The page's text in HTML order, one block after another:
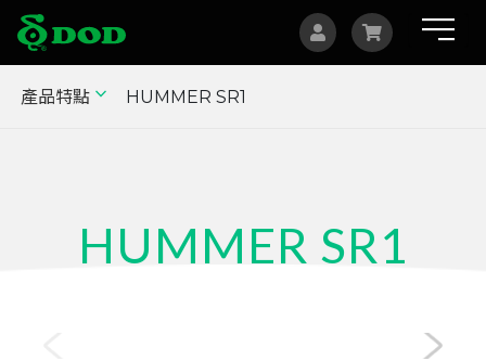
Bosnia and Herzegovina
產品特點 HUMMER SR1
HUMMER SR1